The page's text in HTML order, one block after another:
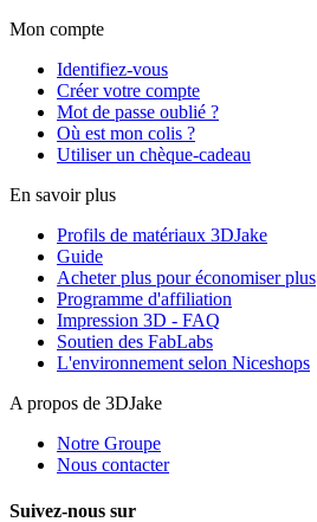
Mon compte
Identifiez-vous
Créer votre compte
Mot de passe oublié ?
Où est mon colis ?
Utiliser un chèque-cadeau
En savoir plus
Profils de matériaux 3DJake
Guide
Acheter plus pour économiser plus
Programme d'affiliation
Impression 3D - FAQ
Soutien des FabLabs
L'environnement selon Niceshops
A propos de 3DJake
Notre Groupe
Nous contacter
Suivez-nous sur